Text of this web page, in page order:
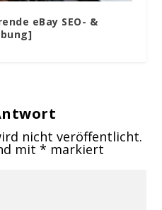
eBay SEO- &
nicht veröffentlicht.
mit* markiert